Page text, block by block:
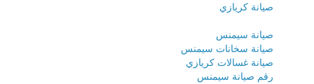
صيانة كريازي
صيانة سيمنس
صيانة سخانات سيمنس
صيانة غسالات كريازي
رقم صيانة سيمنس